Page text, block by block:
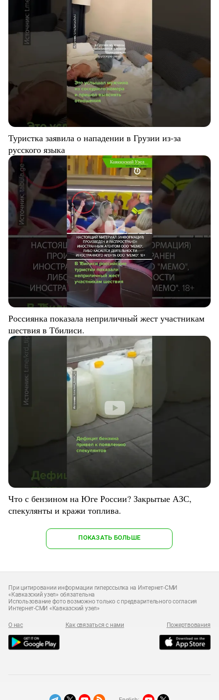
Туристка заявила о нападении в Грузии из-за
русского языка
Россиянка показала неприличный жест участникам
шествия в Тбилиси.
Что с бензином на Юге России? Закрытые АЗС,
спекулянты и кражи топлива.
ПОКАЗАТЬ БОЛЬШЕ
При цитировании информации гиперссылка на Интернет-СМИ
«Кавказский узел» обязательна
Использование фото возможно только с предварительного согласия
Интернет-СМИ «Кавказский узел»
О нас Как связаться с нами Пожертвования